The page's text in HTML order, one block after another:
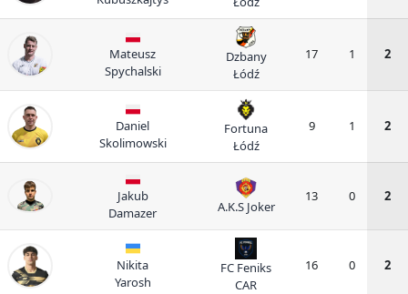
Mateusz
Spychalski
Dzbany
Łódź
17 1 2
Daniel
Skolimowski
Fortuna
Łódź
9 1 2
Jakub
Damazer
A.K.S Joker
13 0 2
Nikita
Yarosh
FC Feniks
CAR
16 0 2